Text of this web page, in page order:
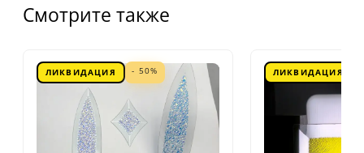
Смотрите также
ЛИКВИДАЦИЯ - 50% ЛИКВИДАЦИЯ